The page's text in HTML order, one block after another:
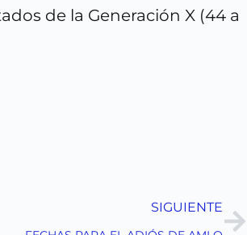
de la Generación X (44 a
SIGUIENTE